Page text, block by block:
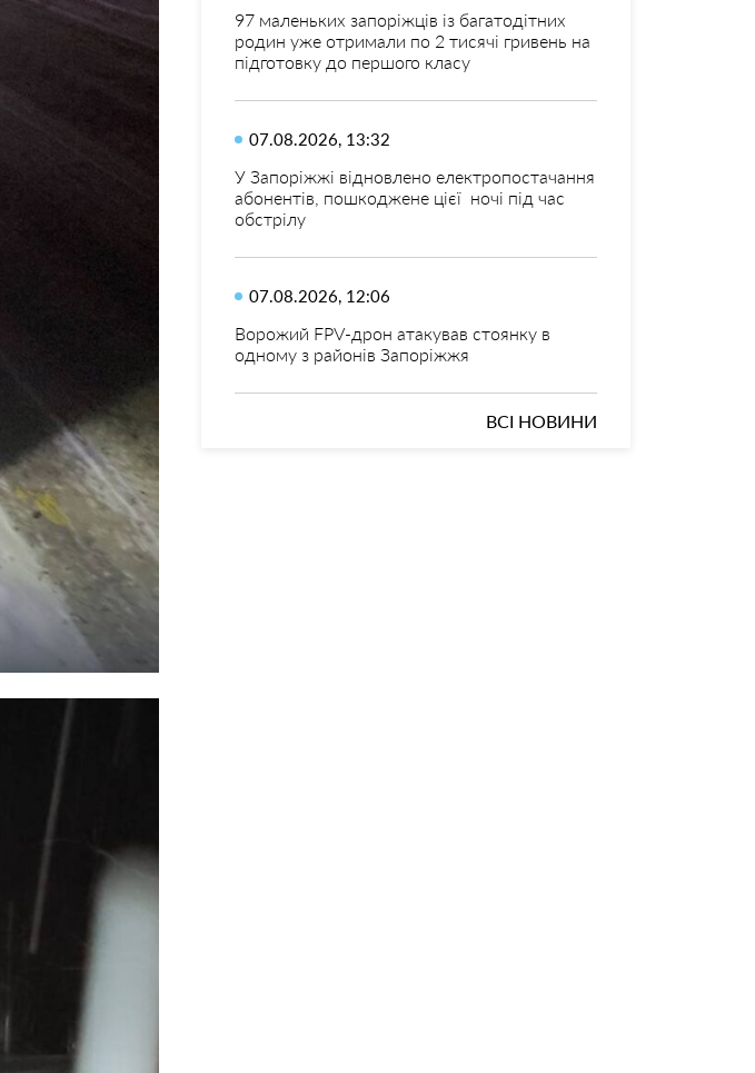
97 маленьких запоріжців із багатодітних
родин уже отримали по 2 тисячі гривень на
підготовку до першого класу
07.08.2026, 13:32
У Запоріжжі відновлено електропостачання
абонентів, пошкоджене цієї ночі під час
обстрілу
07.08.2026, 12:06
Ворожий FPV-дрон атакував стоянку в
одному з районів Запоріжжя
ВСІ НОВИНИ